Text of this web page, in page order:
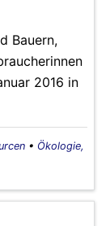
Bauern,
2016 in
• Ökologie,